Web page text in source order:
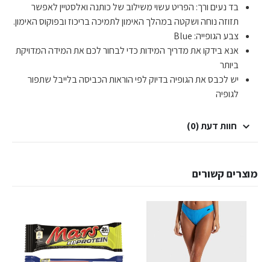
בד נעים ורך: הפריט עשוי משילוב של כותנה ואלסטיין לאפשר
תזוזה נוחה ושקטה במהלך האימון לתמיכה בריכוז ובפוקוס האימון.
צבע הגופייה: Blue
אנא בידקו את מדריך המידות כדי לבחור לכם את המידה המדויקת
ביותר
יש לכבס את הגופיה בדיוק לפי הוראות הכביסה בלייבל שתפור
לגופיה
חוות דעת (0)
מוצרים קשורים